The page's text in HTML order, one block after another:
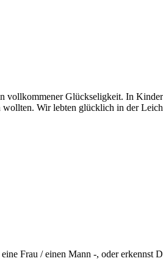
vollkommener Glückseligkeit. In
wollten. Wir lebten glücklich in der
Frau / einen Mann -, oder erkennst